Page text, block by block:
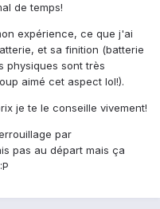
de temps!
expérience, ce que j'ai
et sa finition (batterie
physiques sont très
aimé cet aspect lol!).
je te le conseille vivement!
par
pas au départ mais ça